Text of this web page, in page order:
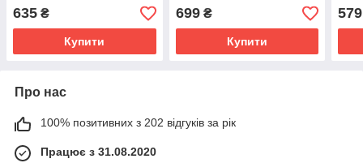
635 ₴
Купити
699₴
Купити
579
Про нас
100% позитивних з 202 відгуків за рік
Працює з 31.08.2020